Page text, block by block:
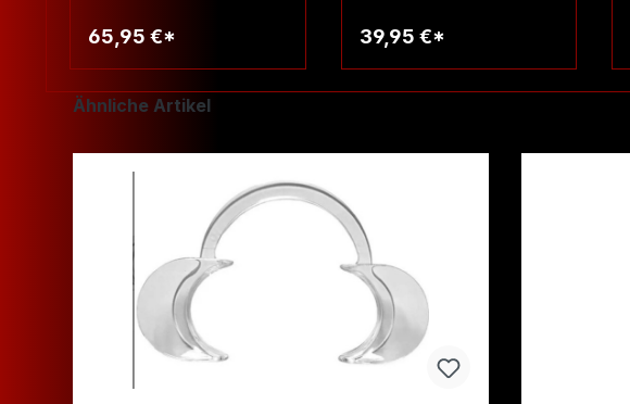
65,95 €* 39,95 €*
Produktgalerie überspringen
Ähnliche Artikel